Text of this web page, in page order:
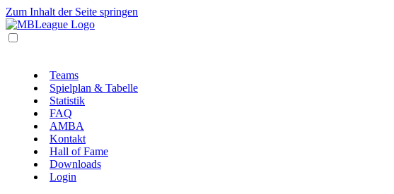
Zum Inhalt der Seite springen
Teams
Spielplan & Tabelle
Statistik
FAQ
AMBA
Kontakt
Hall of Fame
Downloads
Login